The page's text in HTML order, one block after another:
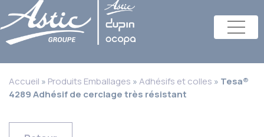
Accueil » Produits Emballages »Adhésifs et colles » Tesa®
4289 Adhésif de cerclage très résistant